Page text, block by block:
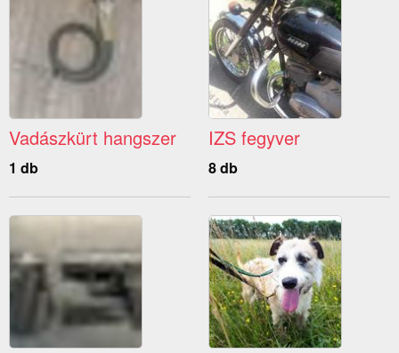
Vadászkürt hangszer
1 db
IZS fegyver
8 db